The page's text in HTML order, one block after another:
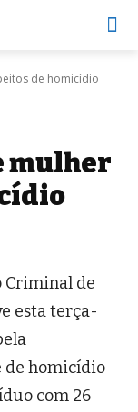
de homicídio
mulher
Criminal de
esta terça-
de homicídio
com 26